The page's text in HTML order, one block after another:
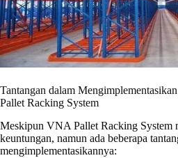
Tantangan dalam
Pallet Racking System
Meskipun VNA Pallet Racking System
keuntungan, namun ada beberapa
mengimplementasikannya: